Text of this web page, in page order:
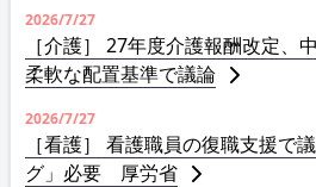
2026/7/27
［介護］ 27年度介護報酬改定、
柔軟な配置基準で議論
2026/7/27
［看護］ 看護職員の復職支援で
グ」必要 厚労省